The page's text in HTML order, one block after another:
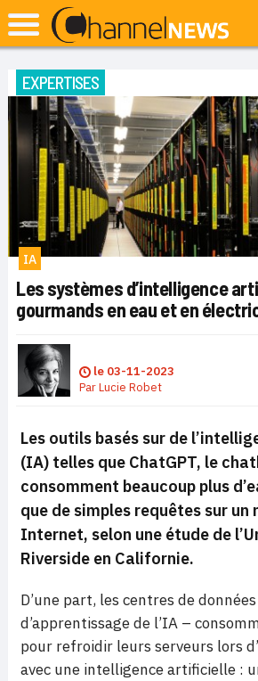
EXPERTISES
IA
Les systèmes d’intelligence
gourmands en eau et en
le 03-11-2023
ParLucie Robet
Les outils basés sur de
(IA) telles que ChatGPT, le
consomment beaucoup plus
que de simples requêtes sur un
Internet, selon une étude de
Riverside en Californie.
D’une part, les centres de
d’apprentissage de l’IA –
pour refroidir leurs serveurs lors
avec une intelligence artificielle :